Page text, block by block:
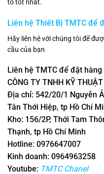
tô tốt nhất.
Liên hệ Thiết Bị TMTC để
Hãy liên hệ với chúng tôi để
cầu của bạn
Liên hệ TMTC để đặt
CÔNG TY TNHH KỸ
Địa chỉ: 542/20/1 Nguyễn
Tân Thới Hiệp, tp Hồ Chí
Kho: 156/2P, Thới Tam
Thạnh, tp Hồ Chí Minh
Hotline: 0976647007
Kinh doanh: 0964963258
Youtube: TMTC Chanel